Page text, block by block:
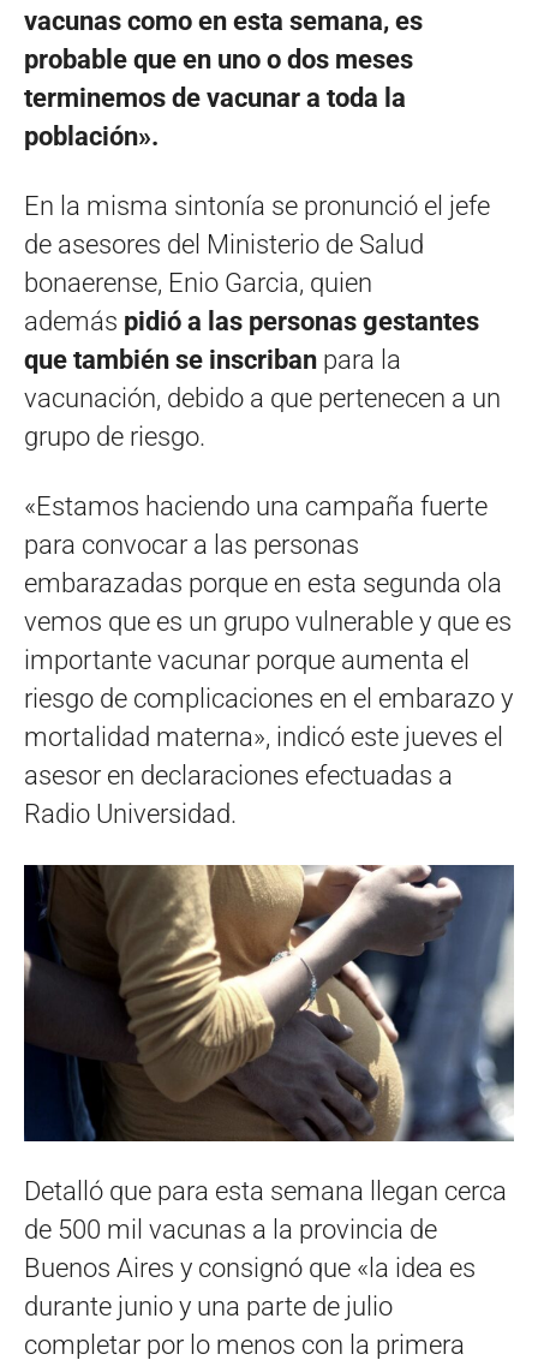
vacunas como en esta semana, es
probable que en uno o dos meses
terminemos de vacunar a toda la
población».
En la misma sintonía se pronunció el jefe
de asesores del Ministerio de Salud
bonaerense, Enio Garcia, quien
además pidió a las personas gestantes
que también se inscriban para la
vacunación, debido a que pertenecen a un
grupo de riesgo.
«Estamos haciendo una campaña fuerte
para convocar a las personas
embarazadas porque en esta segunda ola
vemos que es un grupo vulnerable y que es
importante vacunar porque aumenta el
riesgo de complicaciones en el embarazo y
mortalidad materna», indicó este jueves el
asesor en declaraciones efectuadas a
Radio Universidad.
Detalló que para esta semana llegan cerca
de 500 mil vacunas a la provincia de
Buenos Aires y consignó que «la idea es
durante junio y una parte de julio
completar por lo menos con la primera